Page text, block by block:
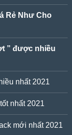
Rẻ Như Cho
” được nhiều
nhất 2021
nhất 2021
mới nhất 2021